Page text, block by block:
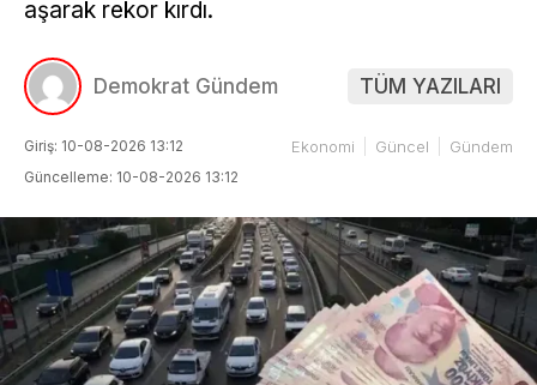
aşarak rekor kırdı.
Demokrat Gündem TÜM YAZILARI
Giriş: 10-08-2026 13:12
Güncelleme: 10-08-2026 13:12
Ekonomi Güncel Gündem